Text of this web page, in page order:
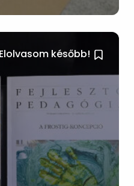
Elolvasom később!